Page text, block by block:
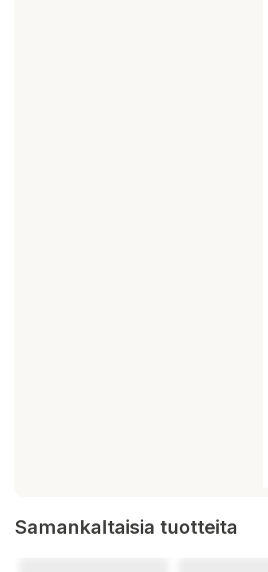
Samankaltaisia tuotteita